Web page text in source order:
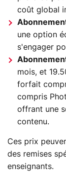
coût global
une option
s'engager
mois, et
forfait
compris
offrant une
contenu.
Ces prix
des remises
enseignants.